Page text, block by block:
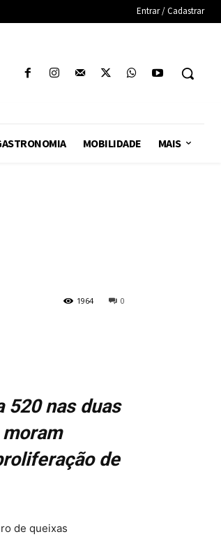
Entrar / Cadastrar
MOBILIDADE MAIS
0
1964
520 nas duas
de
de queixas